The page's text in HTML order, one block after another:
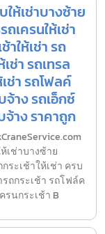
ให้เช่าบางซ้าย
ถเครนให้เช่า
าให้เช่า รถ
เช่า รถเทรล
เช่า รถโฟลค์
าง รถเอ็กซ์
าง ราคาถูก
เช่าบางซ้าย
ระเช้าให้เช่า ครบ
รถกระเช้า รถโฟล์ค
รนกระเช้า B